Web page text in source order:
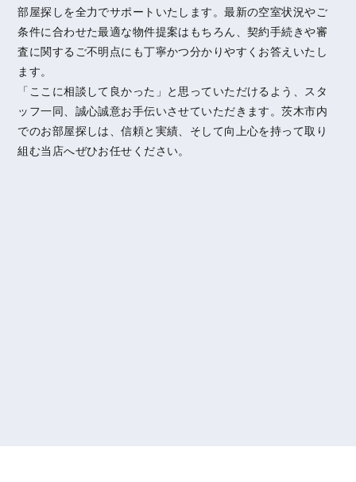
部屋探しを全力でサポートいたします。最新の空室状況やご
条件に合わせた最適な物件提案はもちろん、契約手続きや審
査に関するご不明点にも丁寧かつ分かりやすくお答えいたし
ます。
「ここに相談して良かった」と思っていただけるよう、スタ
ッフ一同、誠心誠意お手伝いさせていただきます。茨木市内
でのお部屋探しは、信頼と実績、そして向上心を持って取り
組む当店へぜひお任せください。